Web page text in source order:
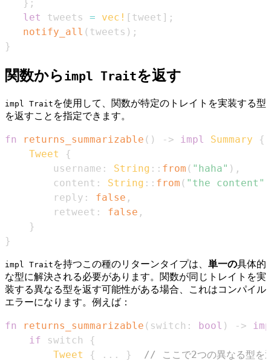
} ;
let
tweets = vec! [ tweet ] ;
notify_all ( tweets ) ;
}
関数からimpl Traitを返す
impl Trait を使用して、関数が特定のトレイトを実装する型
を返すことを指定できます。
fn returns_summarizable ( ) -> impl Summary
{
Tweet
{
        username
: String :: from ( "haha" ) ,
        content
: String :: from ( "the content"
        reply
: false ,
        retweet
: false ,
}
}
impl Trait を持つこの種のリターンタイプは、 単一の具体的
な型に解決される必要があります。関数が同じトレイトを実
装する異なる型を返す可能性がある場合、これはコンパイル
エラーになります。例えば：
fn returns_summarizable ( switch : bool ) ->
if switch
{
Tweet
{ ... }
// ここで2つの異なる型を